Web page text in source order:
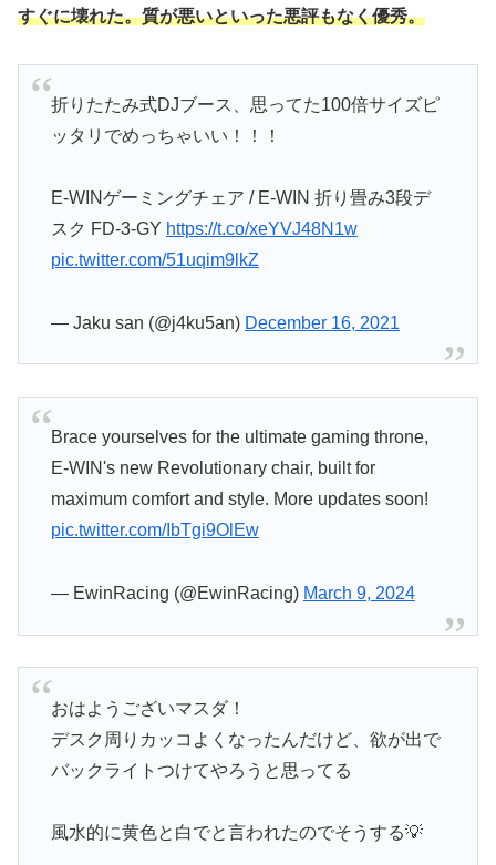
すぐに壊れた。質が悪いといった悪評もなく優秀。
折りたたみ式DJブース、思ってた100倍サイズピ
ッタリでめっちゃいい！！！
E-WINゲーミングチェア / E-WIN 折り畳み3段デ
スク FD-3-GY https://t.co/xeYVJ48N1w
pic.twitter.com/51uqim9lkZ
— Jaku san (@j4ku5an) December 16, 2021
Brace yourselves for the ultimate gaming throne,
E-WIN's new Revolutionary chair, built for
maximum comfort and style. More updates soon!
pic.twitter.com/IbTgi9OlEw
— EwinRacing (@EwinRacing) March 9, 2024
おはようございマスダ！
デスク周りカッコよくなったんだけど、欲が出で
バックライトつけてやろうと思ってる
風水的に黄色と白でと言われたのでそうする💡